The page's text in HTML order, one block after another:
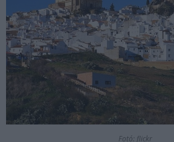
Fotó: flickr